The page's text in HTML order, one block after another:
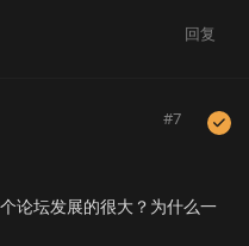
回复
#7
论坛发展的很大？为什么一